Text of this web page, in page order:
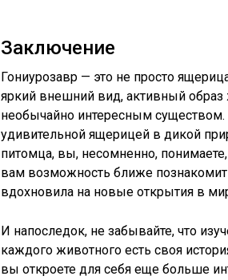
Заключение
Гониурозавр — это не просто
яркий внешний вид, активный
необычайно интересным существом.
удивительной ящерицей в дикой
питомца, вы, несомненно,
вам возможность ближе
вдохновила на новые открытия в
И напоследок, не забывайте, что
каждого животного есть своя
вы откроете для себя еще больше